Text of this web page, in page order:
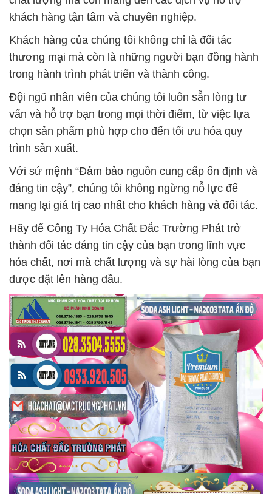
khách hàng tận tâm và chuyên nghiệp.
Khách hàng của chúng tôi không chỉ là đối tác
thương mại mà còn là những người bạn đồng hành
trong hành trình phát triển và thành công.
Đội ngũ nhân viên của chúng tôi luôn sẵn lòng tư
vấn và hỗ trợ bạn trong mọi thời điểm, từ việc lựa
chọn sản phẩm phù hợp cho đến tối ưu hóa quy
trình sản xuất.
Với sứ mệnh “Đảm bảo nguồn cung cấp ổn định và
đáng tin cậy”, chúng tôi không ngừng nỗ lực để
mang lại giá trị cao nhất cho khách hàng và đối tác.
Hãy để Công Ty Hóa Chất Đắc Trường Phát trở
thành đối tác đáng tin cậy của bạn trong lĩnh vực
hóa chất, nơi mà chất lượng và sự hài lòng của bạn
được đặt lên hàng đầu.